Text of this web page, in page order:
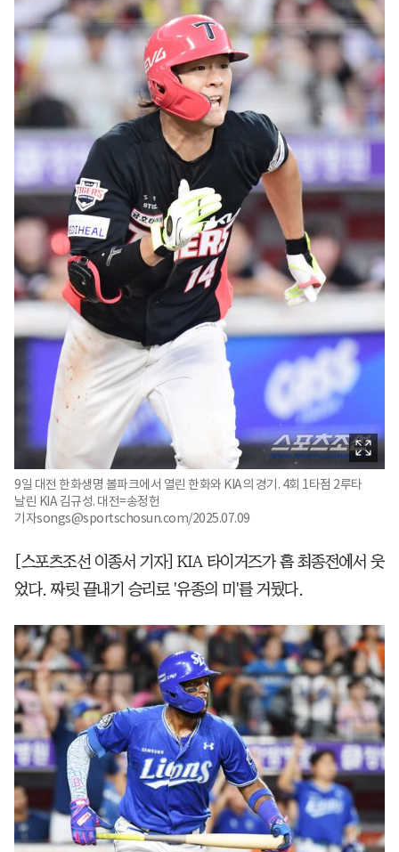
9일 대전 한화생명 볼파크에서 열린 한화와 KIA의 경기. 4회 1타점 2루타
날린 KIA 김규성. 대전=송정헌
기자songs@sportschosun.com/2025.07.09
[스포츠조선 이종서 기자] KIA 타이거즈가 홈 최종전에서 웃
었다. 짜릿 끝내기 승리로 '유종의 미'를 거뒀다.